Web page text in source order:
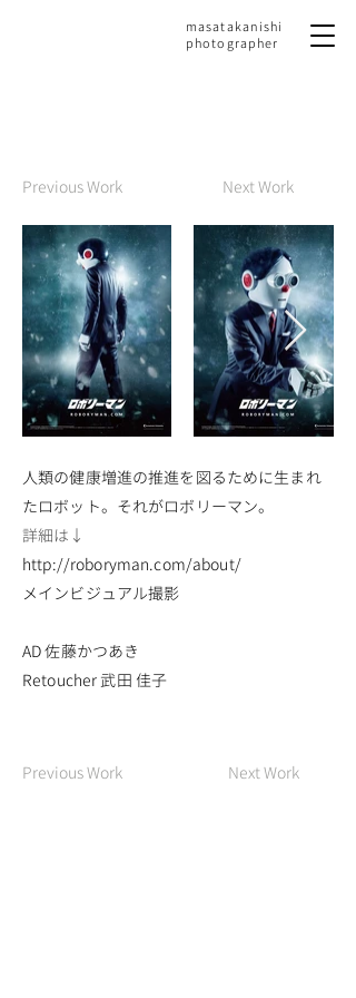
masatakanishi
photographer
Previous Work Next Work
人類の健康増進の推進を図るために生まれ
たロボット。それがロボリーマン。
詳細は↓
http://roboryman.com/about/
メインビジュアル撮影
​AD 佐藤かつあき
Retoucher 武田 佳子
Previous Work Next Work